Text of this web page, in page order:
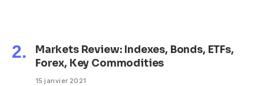
Markets Review: Indexes, Bonds, ETFs,
Forex, Key Commodities
15 janvier 2021